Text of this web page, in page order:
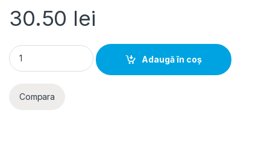
30.50 lei
Hager MCB- Disjunctor 1P, 6A, 6kA, curba B, 1M,
Adaugă în coș
Compara